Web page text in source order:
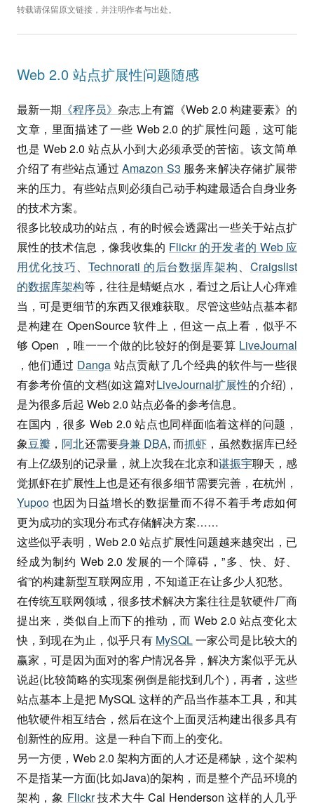
转载请保留原文链接，并注明作者与出处。
Web 2.0 站点扩展性问题随感
最新一期 《程序员》杂志上有篇《Web 2.0 构建要素》的
文章，里面描述了一些 Web 2.0 的扩展性问题，这可能
也是 Web 2.0 站点从小到大必须承受的苦恼。该文简单
介绍了有些站点通过Amazon S3 服务来解决存储扩展带
来的压力。有些站点则必须自己动手构建最适合自身业务
的技术方案。
很多比较成功的站点，有的时候会透露出一些关于站点扩
展性的技术信息，像我收集的 Flickr 的开发者的 Web 应
用优化技巧、 Technorati 的后台数据库架构、 Craigslist
的数据库架构等，往往是蜻蜓点水，看过之后让人心痒难
当，可是更细节的东西又很难获取。尽管这些站点基本都
是构建在 OpenSource 软件上，但这一点上看，似乎不
够 Open ，唯一一个做的比较好的倒是要算 LiveJournal
，他们通过 Danga 站点贡献了几个经典的软件与一些很
有参考价值的文档(如这篇对LiveJournal扩展性的介绍)，
是为很多后起 Web 2.0 站点必备的参考信息。
在国内，很多 Web 2.0 站点也同样面临着这样的问题，
象豆瓣 ， 阿北还需要身兼 DBA, 而抓虾 ，虽然数据库已经
有上亿级别的记录量，就上次我在北京和谌振宇聊天，感
觉抓虾在扩展性上也是还有很多细节需要完善，在杭州，
Yupoo 也因为日益增长的数据量而不得不着手考虑如何
更为成功的实现分布式存储解决方案……
这些似乎表明，Web 2.0 站点扩展性问题越来越突出，已
经成为制约 Web 2.0 发展的一个障碍，”多、快、好、
省”的构建新型互联网应用，不知道正在让多少人犯愁。
在传统互联网领域，很多技术解决方案往往是软硬件厂商
提出来，类似自上而下的推动，而 Web 2.0 站点变化太
快，到现在为止，似乎只有 MySQL一家公司是比较大的
赢家，可是因为面对的客户情况各异，解决方案似乎无从
说起(比较简略的实现案例倒是能找到几个)，再者，这些
站点基本上是把 MySQL 这样的产品当作基本工具，和其
他软硬件相互结合，然后在这个上面灵活构建出很多具有
创新性的应用。这是一种自下而上的变化。
另一方便，Web 2.0 架构方面的人才还是稀缺，这个架构
不是指某一方面(比如Java)的架构，而是整个产品环境的
架构，象 Flickr技术大牛 Cal Henderson 这样的人几乎